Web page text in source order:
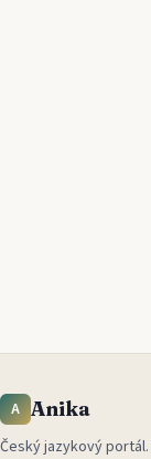
A Anika
Český jazykový portál.